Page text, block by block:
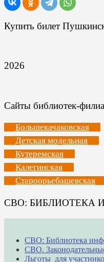
Купить билет
2026
Сайты библиотек-
Большекачаковская
Детская модельная
Кутеремская
Калегинская
Староорьебашевская
СВО: БИБЛИОТЕКА
СВО: Библиотека
СВО.
Льготы для